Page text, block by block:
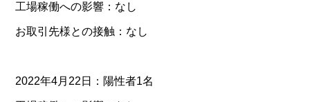
工場稼働への影響：なし
お取引先様との接触：なし
2022年4月22日：陽性者1名